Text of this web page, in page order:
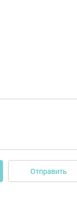
Отправить